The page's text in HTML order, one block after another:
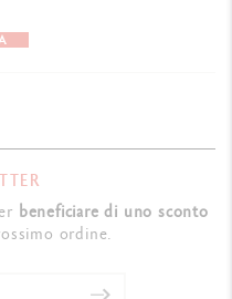
beneficiare di uno sconto
ordine.